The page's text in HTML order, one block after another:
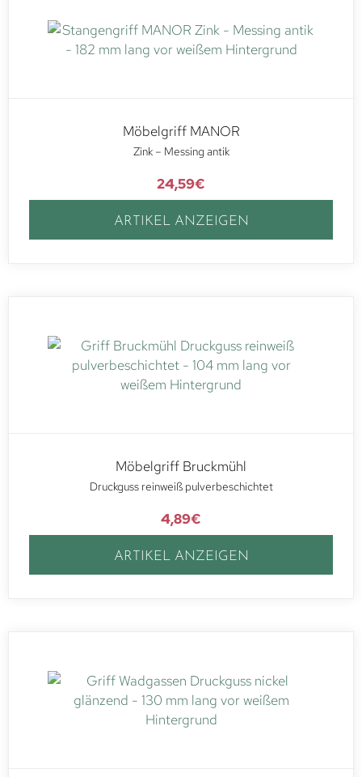
Möbelgriff MANOR
Zink – Messing antik
24,59€
ARTIKEL ANZEIGEN
Möbelgriff Bruckmühl
Druckguss reinweiß pulverbeschichtet
4,89€
ARTIKEL ANZEIGEN